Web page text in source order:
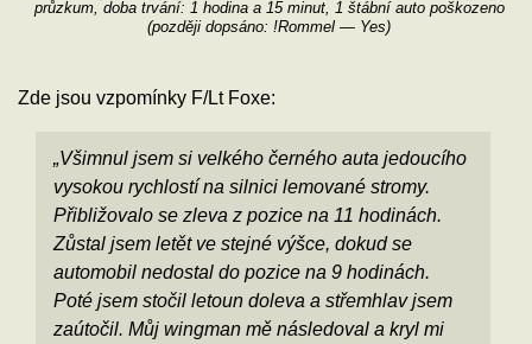
průzkum, doba trvání: 1 hodina a 15 minut, 1 štábní auto poškozeno
(později dopsáno: !Rommel — Yes)
Zde jsou vzpomínky F/Lt Foxe:
„Všimnul jsem si velkého černého auta jedoucího
vysokou rychlostí na silnici lemované stromy.
Přibližovalo se zleva z pozice na 11 hodinách.
Zůstal jsem letět ve stejné výšce, dokud se
automobil nedostal do pozice na 9 hodinách.
Poté jsem stočil letoun doleva a střemhlav jsem
zaútočil. Můj wingman mě následoval a kryl mi